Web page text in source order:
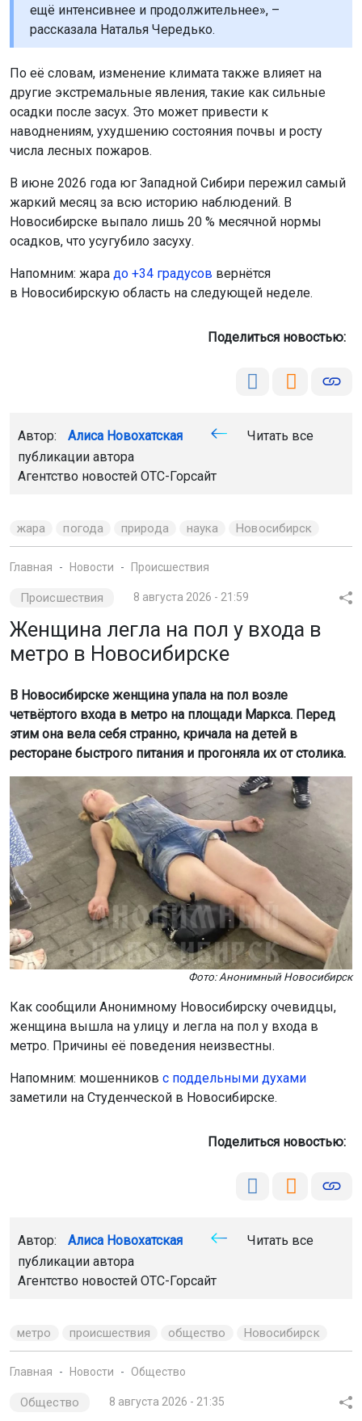
ещё интенсивнее и продолжительнее», –
рассказала Наталья Чередько.
По её словам, изменение климата также влияет на
другие экстремальные явления, такие как сильные
осадки после засух. Это может привести к
наводнениям, ухудшению состояния почвы и росту
числа лесных пожаров.
В июне 2026 года юг Западной Сибири пережил самый
жаркий месяц за всю историю наблюдений. В
Новосибирске выпало лишь 20 % месячной нормы
осадков, что усугубило засуху.
Напомним: жара до +34 градусов вернётся
в Новосибирскую область на следующей неделе.
Поделиться новостью:
Автор: Алиса Новохатская
Читать все
публикации автора
Агентство новостей ОТС-Горсайт
жара погода природа наука Новосибирск
Главная Новости Происшествия
Происшествия 8 августа 2026 - 21:59
Женщина легла на пол у входа в
метро в Новосибирске
В Новосибирске женщина упала на пол возле
четвёртого входа в метро на площади Маркса. Перед
этим она вела себя странно, кричала на детей в
ресторане быстрого питания и прогоняла их от столика.
Фото: Анонимный Новосибирск
Как сообщили Анонимному Новосибирску очевидцы,
женщина вышла на улицу и легла на пол у входа в
метро. Причины её поведения неизвестны.
Напомним: мошенников с поддельными духами
заметили на Студенческой в Новосибирске.
Поделиться новостью:
Автор: Алиса Новохатская
Читать все
публикации автора
Агентство новостей ОТС-Горсайт
метро происшествия общество Новосибирск
Главная Новости Общество
Общество 8 августа 2026 - 21:35